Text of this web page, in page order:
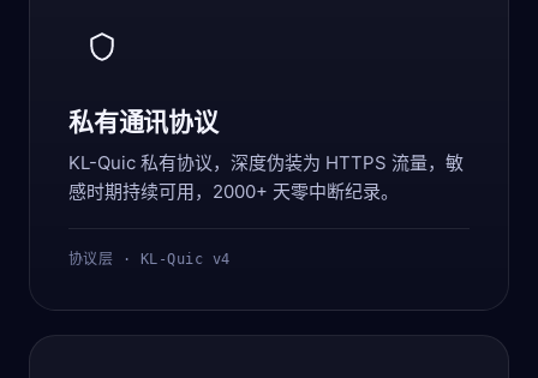
私有通讯协议
KL-Quic 私有协议，深度伪装为 HTTPS 流量，敏
感时期持续可用，2000+ 天零中断纪录。
协议层 · KL-Quic v4